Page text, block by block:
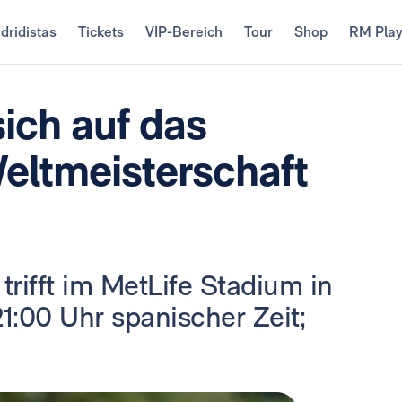
Tickets VIP-Bereich Tour Shop RM Play
auf das
im MetLife Stadium in
Uhr spanischer Zeit;